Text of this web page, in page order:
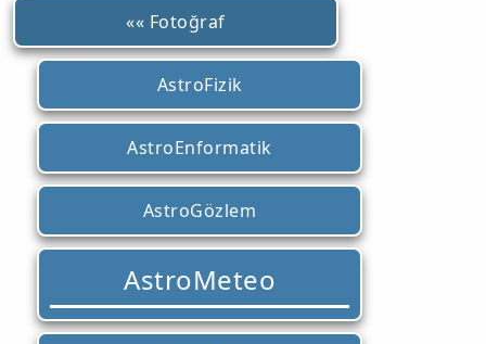
«« Fotoğraf
AstroFizik
AstroEnformatik
AstroGözlem
AstroMeteo